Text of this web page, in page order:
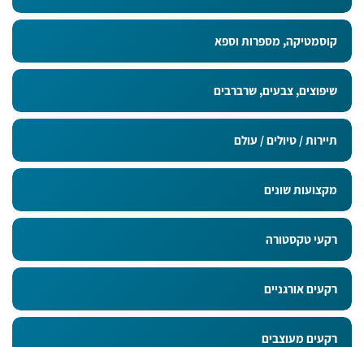
קוסמטיקה, מספרות וספא
שיפוצים, צבעים, שרברבים
תיירות / טיולים / עולם
מקצועות שונים
רקעי טקסטורה
רקעים אורגניים
רקעים מעוצבים